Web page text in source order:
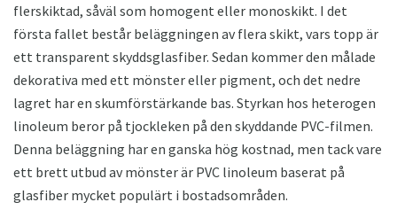
flerskiktad, såväl som homogent eller monoskikt. I det
första fallet består beläggningen av flera skikt, vars topp är
ett transparent skyddsglasfiber. Sedan kommer den målade
dekorativa med ett mönster eller pigment, och det nedre
lagret har en skumförstärkande bas. Styrkan hos heterogen
linoleum beror på tjockleken på den skyddande PVC-filmen.
Denna beläggning har en ganska hög kostnad, men tack vare
ett brett utbud av mönster är PVC linoleum baserat på
glasfiber mycket populärt i bostadsområden.